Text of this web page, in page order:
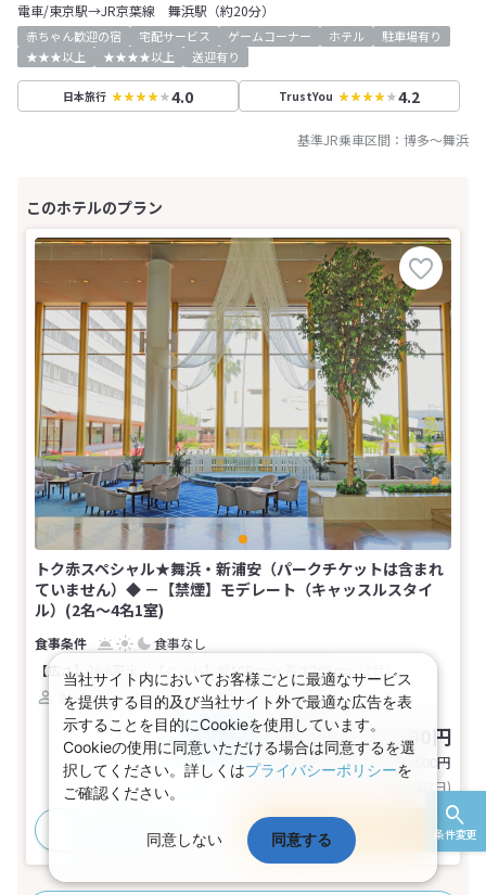
条件変更
電車/東京駅→JR京葉線 舞浜駅（約20分）
赤ちゃん歓迎の宿 宅配サービス ゲームコーナー ホテル
駐車場有り
★★★以上
★★★★以上 送迎有り
日本旅行 4.0 TrustYou 4.2
基準JR乗車区間： 博多～舞浜
トク赤スペシャル★舞浜・新浦安（パークチケットは含まれ
ていません）◆ －【禁煙】モデレート（キャッスルスタイ
ル）(2名～4名1室)
食事なし
【広さ】26.6平米
【ベッド】幅100cm×長さ205cm（2台）
2～4名
ツイン バス トイレ 禁煙
おとな1名 税込50,900～76,300円
基本代金合計 101,800〜152,600 円
(おとな2名 こども0名・1部屋/1泊2日)
おすすめポイント プランの詳細
当社サイト内においてお客様ごとに最適なサービス
を提供する目的及び当社サイト外で最適な広告を表
示することを目的にCookieを使用しています。
Cookieの使用に同意いただける場合は同意するを選
択してください。詳しくはプライバシーポリシーを
ご確認ください。
同意しない 同意する